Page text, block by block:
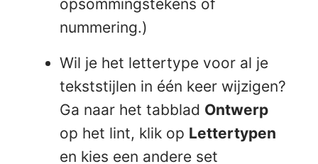
opsommingstekens of
nummering.)
Wil je het lettertype voor al je
tekststijlen in één keer wijzigen?
Ga naar het tabblad Ontwerp
op het lint, klik op Lettertypen
en kies een andere set